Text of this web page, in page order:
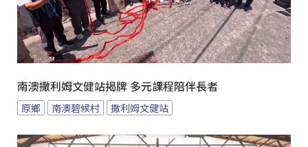
南澳撒利姆文健站揭牌 多元課程陪伴長者
原鄉 南澳碧候村 撒利姆文健站